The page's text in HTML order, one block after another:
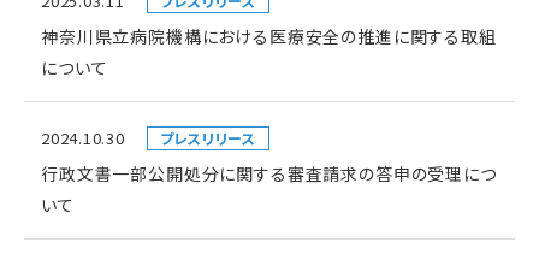
神奈川県立病院機構における医療安全の推進に関する取組
について
2024.10.30 プレスリリース
行政文書一部公開処分に関する審査請求の答申の受理につ
いて